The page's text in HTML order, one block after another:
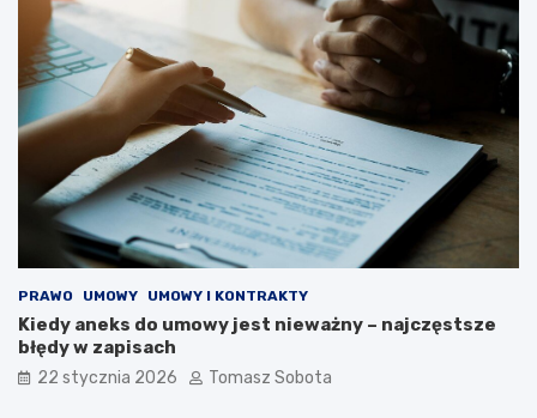
PRAWO UMOWY UMOWY I KONTRAKTY
Kiedy aneks do umowy jest nieważny – najczęstsze
błędy w zapisach
22 stycznia 2026 Tomasz Sobota